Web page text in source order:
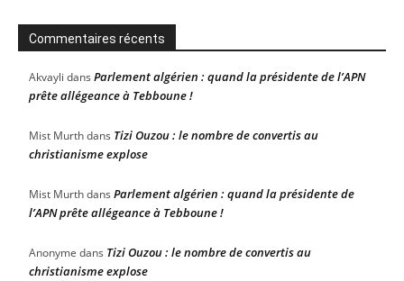
Commentaires récents
Akvayli dans Parlement algérien : quand la présidente de l’APN
prête allégeance à Tebboune !
Mist Murthdans Tizi Ouzou : le nombre de convertis au
christianisme explose
Mist Murthdans Parlement algérien : quand la présidente de
l’APN prête allégeance à Tebboune !
Anonyme dans Tizi Ouzou : le nombre de convertis au
christianisme explose